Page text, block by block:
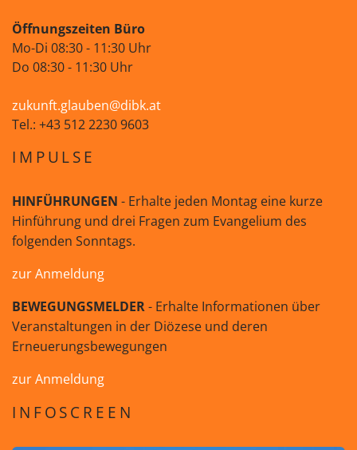
Öffnungszeiten Büro
Mo-Di 08:30 - 11:30 Uhr
Do 08:30 - 11:30 Uhr
zukunft.glauben@dibk.at
Tel.: +43 512 2230 9603
IMPULSE
HINFÜHRUNGEN - Erhalte jeden Montag eine kurze
Hinführung und drei Fragen zum Evangelium des
folgenden Sonntags.
zur Anmeldung
BEWEGUNGSMELDER- Erhalte Informationen über
Veranstaltungen in der Diözese und deren
Erneuerungsbewegungen
zur Anmeldung
INFOSCREEN